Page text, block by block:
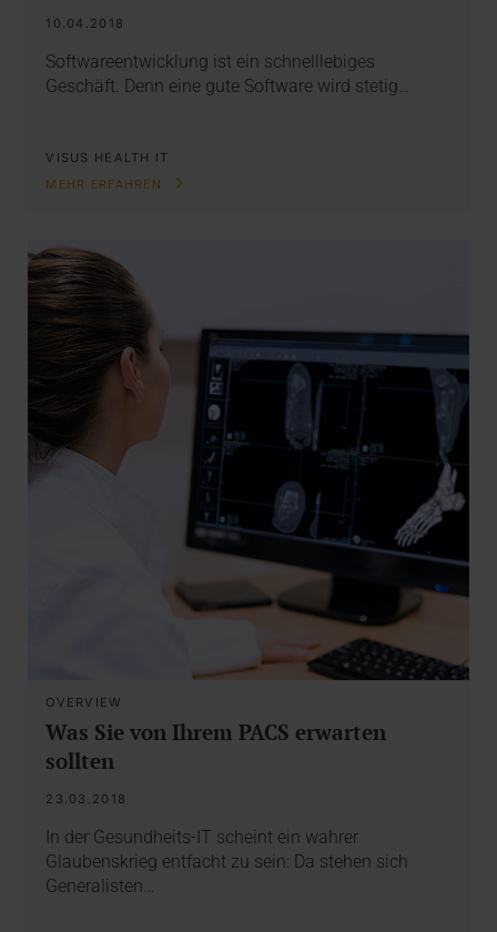
10.04.2018
Softwareentwicklung ist ein schnelllebiges
Geschäft. Denn eine gute Software wird stetig…
VISUS HEALTH IT
MEHR ERFAHREN
OVERVIEW
Was Sie von Ihrem PACS erwarten
sollten
23.03.2018
In der Gesundheits-IT scheint ein wahrer
Glaubenskrieg entfacht zu sein: Da stehen sich
Generalisten…